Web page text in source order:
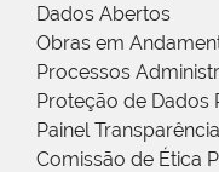
Dados Abertos
Obras em
Processos
Proteção de Dados
Painel Transparência
Comissão de Ética